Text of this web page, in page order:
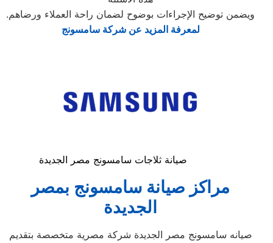
ويضمن توضيح الإجراءات بوضوح لضمان راحة العملاء ورضاهم.
لمعرفة المزيد عن شركة سامسونج
صيانة ثلاجات سامسونج مصر الجديدة
مراكز صيانة سامسونج بمصر
الجديدة
صيانه سامسونج مصر الجديدة شركة مصرية متخصصة بتقديم